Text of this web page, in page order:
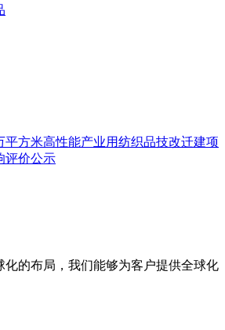
平方米高性能产业用纺织品技改迁建项
评价公示
化的布局，我们能够为客户提供全球化